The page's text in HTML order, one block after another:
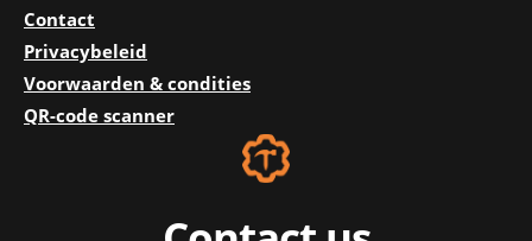
Contact
Privacybeleid
Voorwaarden & condities
QR-code scanner